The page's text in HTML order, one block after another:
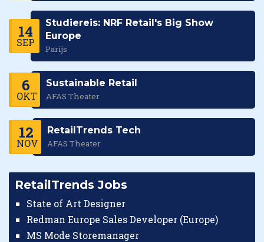
14
SEP
Studiereis: NRF Retail's Big Show
Europe
Parijs
6
OKT
Sustainable Retail
AFAS Theater
12
NOV
RetailTrends Tech
AFAS Theater
RetailTrends Jobs
State of Art Designer
Redman Europe Sales Developer (Europe)
MS Mode Storemanager